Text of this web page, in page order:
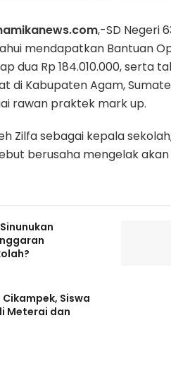
,-SD Negeri
mendapatkan Bantuan
dua Rp 184.010.000, serta
di Kabupaten Agam,
rawan praktek mark up.
Zilfa sebagai kepala
berusaha mengelak
Cikampek, Siswa
Meterai dan